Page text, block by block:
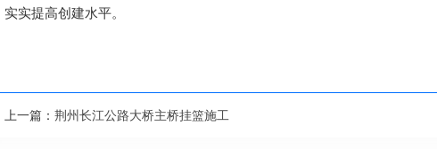
实实提高创建水平。
上一篇： 荆州长江公路大桥主桥挂篮施工